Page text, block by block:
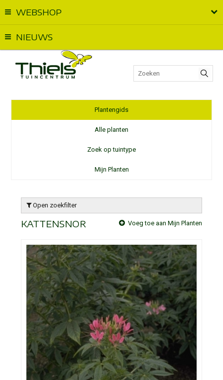
WEBSHOP
NIEUWS
Plantengids
Alle planten
Zoek op tuintype
Mijn Planten
Open zoekfilter
KATTENSNOR Voeg toe aan Mijn Planten